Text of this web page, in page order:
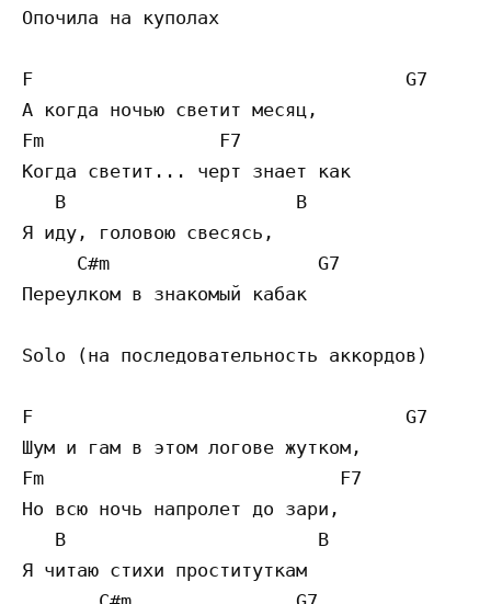
Опочила на куполах
F                                  G7
А когда ночью светит месяц,
Fm                F7
Когда светит... черт знает как
   B                     B
Я иду, головою свесясь,
     C#m                   G7
Переулком в знакомый кабак
Solo (на последовательность аккордов)
F                                  G7
Шум и гам в этом логове жутком,
Fm                           F7
Но всю ночь напролет до зари,
   B                       B
Я читаю стихи проституткам